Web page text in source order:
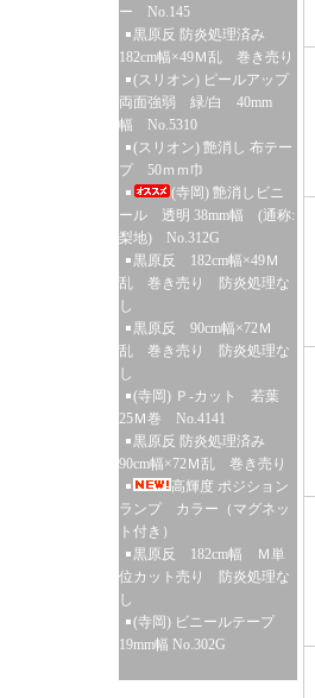
ー No.145
黒原反 防炎処理済み
182cm幅×49Ｍ乱 巻き売り
(スリオン) ピールアップ
両面強弱 緑/白 40mm
幅 No.5310
(スリオン) 艶消し 布テー
プ 50ｍｍ巾
(寺岡) 艶消しビニ
ール 透明 38mm幅 (通称:
梨地) No.312G
黒原反 182cm幅×49Ｍ
乱 巻き売り 防炎処理な
し
黒原反 90cm幅×72Ｍ
乱 巻き売り 防炎処理な
し
(寺岡) Ｐ-カット 若葉
25Ｍ巻 No.4141
黒原反 防炎処理済み
90cm幅×72Ｍ乱 巻き売り
高輝度 ポジション
ランプ カラー（マグネッ
ト付き）
黒原反 182cm幅 Ｍ単
位カット売り 防炎処理な
し
(寺岡) ビニールテープ
19mm幅 No.302G